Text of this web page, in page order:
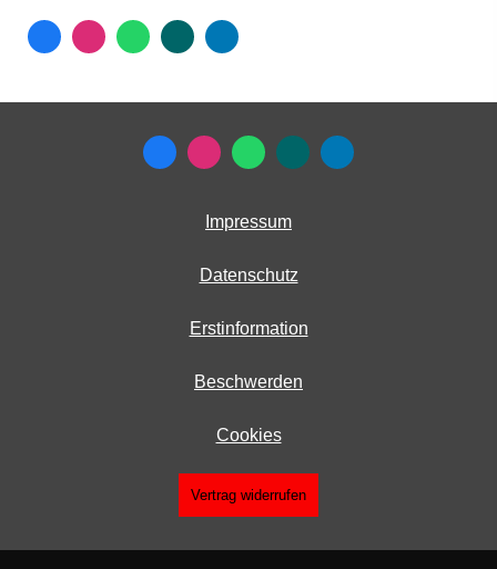
Impressum
Datenschutz
Erstinformation
Beschwerden
Cookies
Vertrag widerrufen